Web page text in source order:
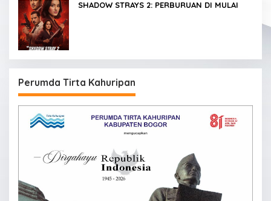
SHADOW STRAYS 2: PERBURUAN DI MULAI
Perumda Tirta Kahuripan